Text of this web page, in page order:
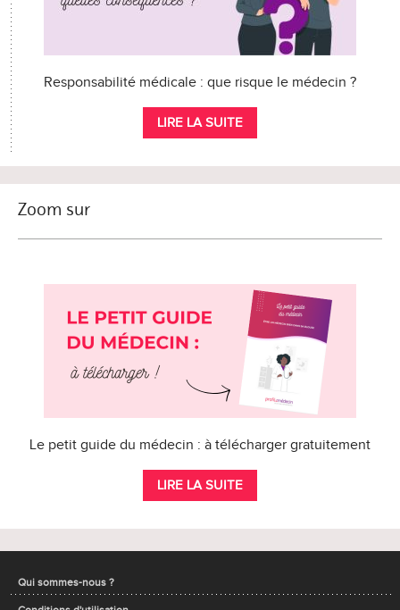
Responsabilité médicale : que risque le médecin ?
LIRE LA SUITE
Zoom sur
Le petit guide du médecin : à télécharger gratuitement
LIRE LA SUITE
Qui sommes-nous ?